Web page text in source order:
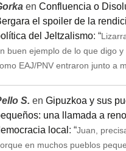
en Confluencia o
el spoiler de la
del Jeltzalismo: “
buen ejemplo de lo que digo y
EAJ/PNV entraron junto a
S. en Gipuzkoa y sus
una llamada a
local : “Juan,
en muchos pueblos